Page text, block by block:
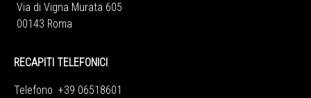
Via di Vigna Murata 605
00143 Roma
RECAPITI TELEFONICI
Telefono +39 06518601